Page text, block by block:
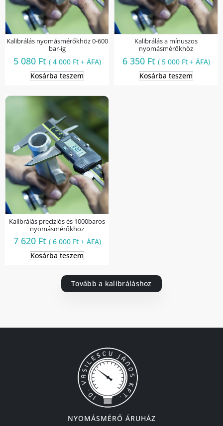
Kalibrálás nyomásmérőkhöz 0-600
bar-ig
5 080 Ft ( 4 000 Ft+ ÁFA)
Kosárba teszem
Kalibrálás a mínuszos
nyomásmérőkhöz
6 350 Ft ( 5 000 Ft+ ÁFA)
Kosárba teszem
Kalibrálás precíziós és 1000baros
nyomásmérőkhöz
7 620 Ft ( 6 000 Ft+ ÁFA)
Kosárba teszem
Tovább a kalibráláshoz
NYOMÁSMÉRŐ ÁRUHÁZ